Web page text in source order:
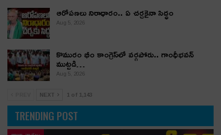
ఆరోపణలు నిరాధారం.. ఏ చర్చకైనా సిద్ధం
Aug 5, 2026
కొమురం భీం కాంగ్రెస్‌లో వర్గపోరు.. గాంధీభవన్
ముట్టడి…
Aug 5, 2026
NEXT 1 of 1,143
TRENDING POST